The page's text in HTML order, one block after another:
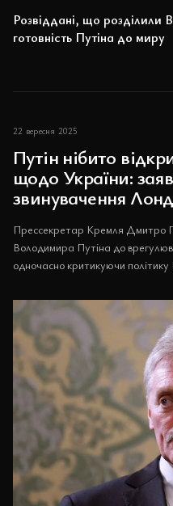
Розвіддані, що
готовність Путіна до миру
22 вересня 2025
Путін нібито
щодо України:
звинувачення
Прессекретар Кремля Дмитро
Володимира Путіна до
одночасно критикуючи політику